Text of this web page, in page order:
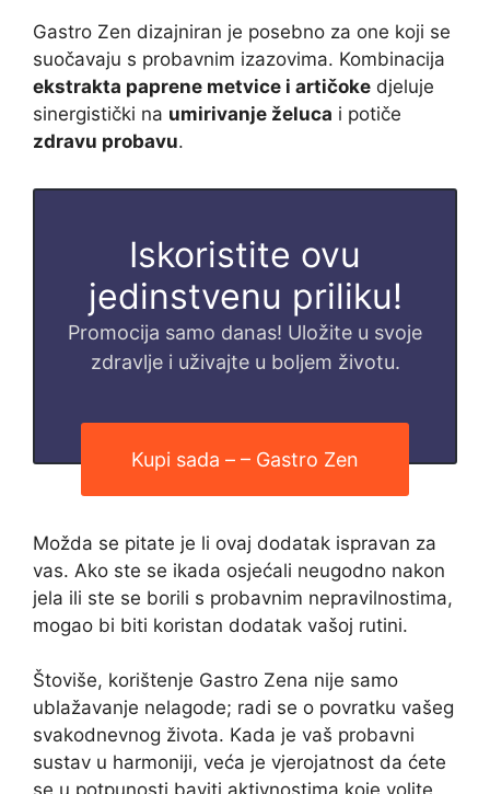
Gastro Zen dizajniran je posebno za one koji se
suočavaju s probavnim izazovima. Kombinacija
ekstrakta paprene metvice i artičoke djeluje
sinergistički na umirivanje želuca i potiče
zdravu probavu.
Iskoristite ovu
jedinstvenu priliku!
Promocija samo danas! Uložite u svoje
zdravlje i uživajte u boljem životu.
Kupi sada – – Gastro Zen
Možda se pitate je li ovaj dodatak ispravan za
vas. Ako ste se ikada osjećali neugodno nakon
jela ili ste se borili s probavnim nepravilnostima,
mogao bi biti koristan dodatak vašoj rutini.
Štoviše, korištenje Gastro Zena nije samo
ublažavanje nelagode; radi se o povratku vašeg
svakodnevnog života. Kada je vaš probavni
sustav u harmoniji, veća je vjerojatnost da ćete
se u potpunosti baviti aktivnostima koje volite,